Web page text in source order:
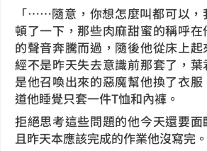
「……隨意，你想怎麼叫都可以，
頓了一下，那些肉麻甜蜜的稱呼
的聲音奔騰而過，隨後他從床上
經不是昨天失去意識前那套了，
是他召喚出來的惡魔幫他換了衣
道他睡覺只套一件T恤和內褲。
拒絕思考這些問題的他今天還要
且昨天本應該完成的作業他沒寫完。